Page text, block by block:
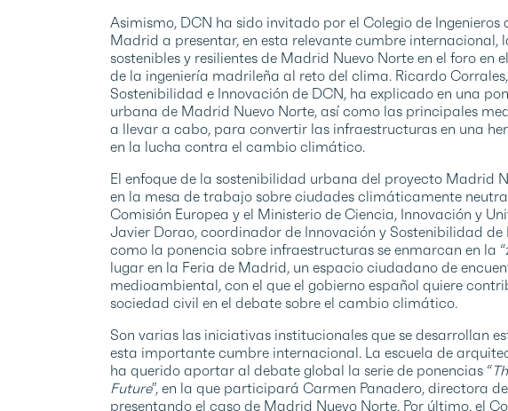
Asimismo, DCN ha sido invitado por el Colegio de Ingenieros
Madrid a presentar, en esta relevante cumbre
sostenibles y resilientes de Madrid Nuevo Norte en el foro en
de la ingeniería madrileña al reto del clima. Ricardo
Sostenibilidad e Innovación de DCN, ha explicado en una
urbana de Madrid Nuevo Norte, así como las principales
a llevar a cabo, para convertir las infraestructuras en una
en la lucha contra el cambio climático.
El enfoque de la sostenibilidad urbana del proyecto Madrid
en la mesa de trabajo sobre ciudades climáticamente
Comisión Europea y el Ministerio de Ciencia, Innovación y
Javier Dorao, coordinador de Innovación y Sostenibilidad
como la ponencia sobre infraestructuras se enmarcan en la
lugar en la Feria de Madrid, un espacio ciudadano de
medioambiental, con el que el gobierno español quiere
sociedad civil en el debate sobre el cambio climático.
Son varias las iniciativas institucionales que se desarrollan
esta importante cumbre internacional. La escuela de
ha querido aportar al debate global la serie de ponencias “
Future”, en la que participará Carmen Panadero, directora
presentando el caso de Madrid Nuevo Norte. Por último, el